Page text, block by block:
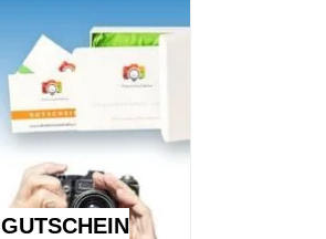
GUTSCHEIN